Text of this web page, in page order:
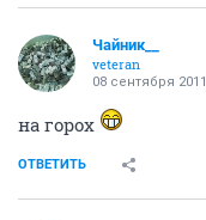
Чайник__
veteran
08 сентября 2011
на горох
ОТВЕТИТЬ